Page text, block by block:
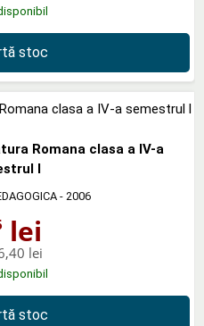
stoc
Romana clasa a IV-a
l
- 2006
lei
lei
stoc